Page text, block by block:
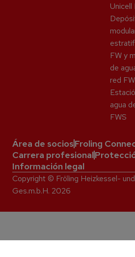
FW y
de
red
agua
FWS
Área de sociosFroling
Carrera profesional
Información legal
Copyright © Fröling Heizkessel-
Ges.m.b.H. 2026